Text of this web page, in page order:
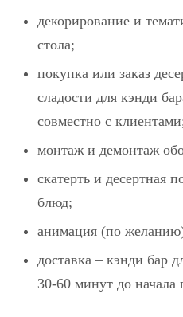
декорирование и
стола;
покупка или заказ
сладости для кэнди
совместно с
монтаж и демонтаж
скатерть и десертная
блюд;
анимация (по
доставка – кэнди бар
30-60 минут до начала